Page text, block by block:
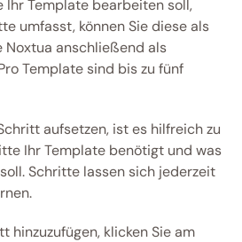
Ihr Template bearbeiten soll,
umfasst, können Sie diese als
Noxtua anschließend als
Template sind bis zu fünf
aufsetzen, ist es hilfreich zu
Ihr Template benötigt und was
Schritte lassen sich jederzeit
hinzuzufügen, klicken Sie am